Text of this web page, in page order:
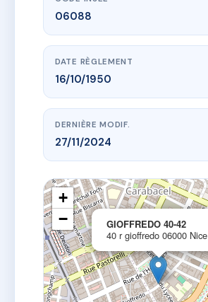
06088
DATE RÈGLEMENT
16/10/1950
DERNIÈRE MODIF.
27/11/2024
GIOFFREDO 40-42
40 r gioffredo 06000 Nice
+
−